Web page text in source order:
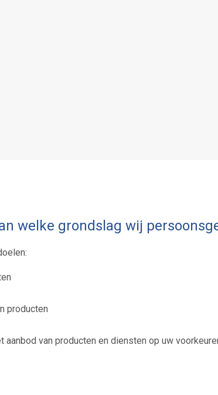
welke grondslag wij
producten
van producten en diensten op uw